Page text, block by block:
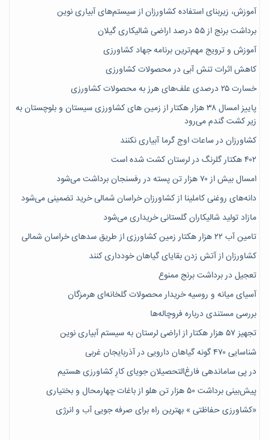
آموزش، زیربنای استفاده کشاورزان از سیستم‌های آبیاری نوین
برداشت برنج از ۵۵ درصد اراضی شالیکاری گیلان
آموزش و ترویج مهم‌ترین برنامه جهاد کشاورزی
کاهش اثرات تنش آبی در محصولات کشاورزی
خسارت ۲۵ درصدی علف‌های هرز به محصولات کشاورزی
پاییز امسال ۳۸ هزار هکتار از زمین های کشاورزی سیستان و بلوچستان به
زیر کشت گندم می‌رود
کشاورزان در ساعات اوج گرما آبیاری نکنند
۴۰۲ هکتار گلرنگ در لرستان کشت شده است
امسال بیش از ۷۰ هزار تن پسته در رفسنجان برداشت می‌شود
دانه‌های روغنی کاملینا از کشاورزان خراسان شمالی خرید تضمینی می‌شود
مازاد تولید شالیکاران گلستانی خریداری می‌شود
تامین آب ۲۲ هزار هکتار زمین کشاورزی از طریق سدهای خراسان شمالی
کشاورزان از آتش زدن بقایای گیاهان خودداری کنند
تعجیل در برداشت برنج ممنوع
آسیای میانه و روسیه خریدار محصولات گلخانه‌ای هرمزگان
بررسی مستندی درباره فروچاله‌ها
تجهیز ۵۷ هزار هکتار از اراضی لرستان به سیستم آبیاری نوین
شناسایی ۴۷٠ گونه گیاهان دارویی در آذربایجان غربی
در پی ساماندهی فارغ‌التحصیلان جویای کارِ کشاورزی هستیم
پیش‎‌بینی برداشت ۵۰ هزار تن هلو از باغات چهارمحال و بختیاری
«کشاورزی حفاظتی » بهترین راه برای صرفه جویی آب و انرژی